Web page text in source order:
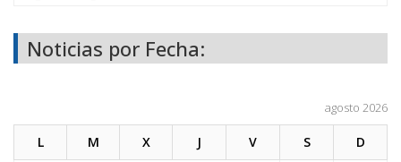
Noticias por Fecha:
agosto 2026
L M X J V S D